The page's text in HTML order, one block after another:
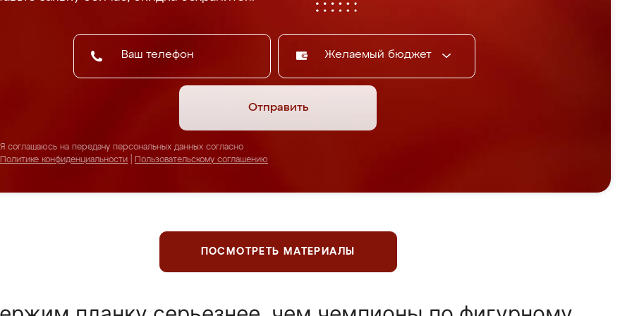
Желаемый бюджет
Отправить
Я соглашаюсь на передачу персональных данных согласно
Политике конфиденциальности
Пользовательскому соглашению
ПОСМОТРЕТЬ МАТЕРИАЛЫ